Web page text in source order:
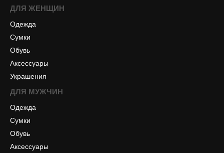
ДЛЯ ЖЕНЩИН
Одежда
Сумки
Обувь
Аксессуары
Украшения
ДЛЯ МУЖЧИН
Одежда
Сумки
Обувь
Аксессуары